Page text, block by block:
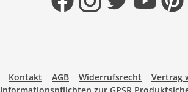
FacebookInstagramTwitterYouTube
Kontakt AGB Widerrufsrecht Vertrag